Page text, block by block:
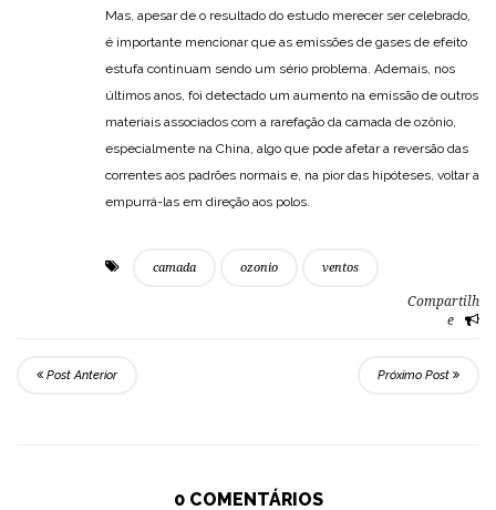
Mas, apesar de o resultado do estudo merecer ser celebrado,
é importante mencionar que as emissões de gases de efeito
estufa continuam sendo um sério problema. Ademais, nos
últimos anos, foi detectado um aumento na emissão de outros
materiais associados com a rarefação da camada de ozônio,
especialmente na China, algo que pode afetar a reversão das
correntes aos padrões normais e, na pior das hipóteses, voltar a
empurrá-las em direção aos polos.
camada ozonio ventos
Compartilh
e
Post Anterior Próximo Post
0 COMENTÁRIOS